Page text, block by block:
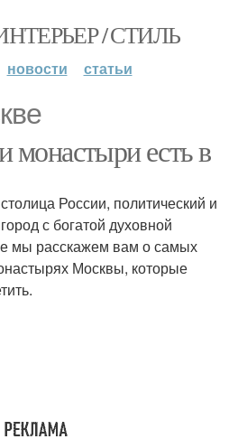
/ СТИЛЬ
новости статьи
монастыри есть в
России, политический и
с богатой духовной
мы расскажем вам о самых
Москвы, которые